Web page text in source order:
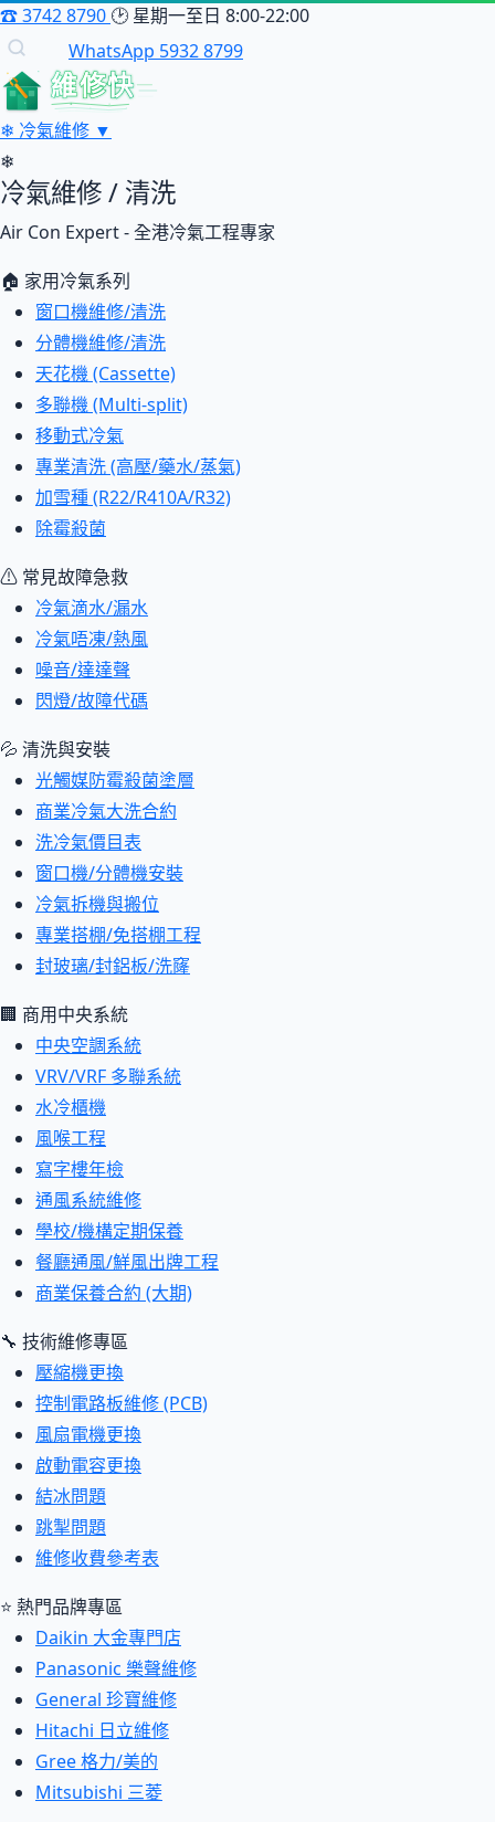
☎3742 8790 🕑 星期一至日 8:00-22:00
WhatsApp 5932 8799
維修快
❄ 冷氣維修 ▼
❄
冷氣維修 / 清洗
Air Con Expert - 全港冷氣工程專家
🏠 家用冷氣系列
窗口機維修/清洗
分體機維修/清洗
天花機 (Cassette)
多聯機 (Multi-split)
移動式冷氣
專業清洗 (高壓/藥水/蒸氣)
加雪種 (R22/R410A/R32)
除霉殺菌
⚠ 常見故障急救
冷氣滴水/漏水
冷氣唔凍/熱風
噪音/達達聲
閃燈/故障代碼
💦 清洗與安裝
光觸媒防霉殺菌塗層
商業冷氣大洗合約
洗冷氣價目表
窗口機/分體機安裝
冷氣拆機與搬位
專業搭棚/免搭棚工程
封玻璃/封鋁板/洗窿
🏢 商用中央系統
中央空調系統
VRV/VRF 多聯系統
水冷櫃機
風喉工程
寫字樓年檢
通風系統維修
學校/機構定期保養
餐廳通風/鮮風出牌工程
商業保養合約 (大期)
🔧 技術維修專區
壓縮機更換
控制電路板維修 (PCB)
風扇電機更換
啟動電容更換
結冰問題
跳掣問題
維修收費參考表
⭐ 熱門品牌專區
Daikin 大金專門店
Panasonic 樂聲維修
General 珍寶維修
Hitachi 日立維修
Gree 格力/美的
Mitsubishi 三菱